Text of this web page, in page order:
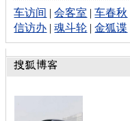
车访间 |会客室 |车春秋
信访办 |魂斗轮 |金狐谍